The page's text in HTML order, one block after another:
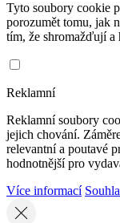
Tyto soubory cookie
porozumět tomu, jak
tím, že shromažďují a
Reklamní
Reklamní soubory
jejich chování.
relevantní a poutavé
hodnotnější pro
Více informací